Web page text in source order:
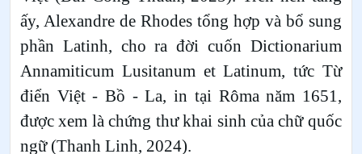
ấy, Alexandre de Rhodes tổng hợp và bổ sung
phần Latinh, cho ra đời cuốn Dictionarium
Annamiticum Lusitanum et Latinum, tức Từ
điển Việt - Bồ - La, in tại Rôma năm 1651,
được xem là chứng thư khai sinh của chữ quốc
ngữ (Thanh Linh, 2024).